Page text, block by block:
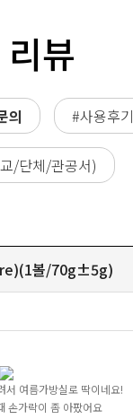
뷰
의 #사용후기
/단체/관공서)
볼/70g±5g)
서 여름가방실로 딱이네요!
손가락이 좀 아팠어요